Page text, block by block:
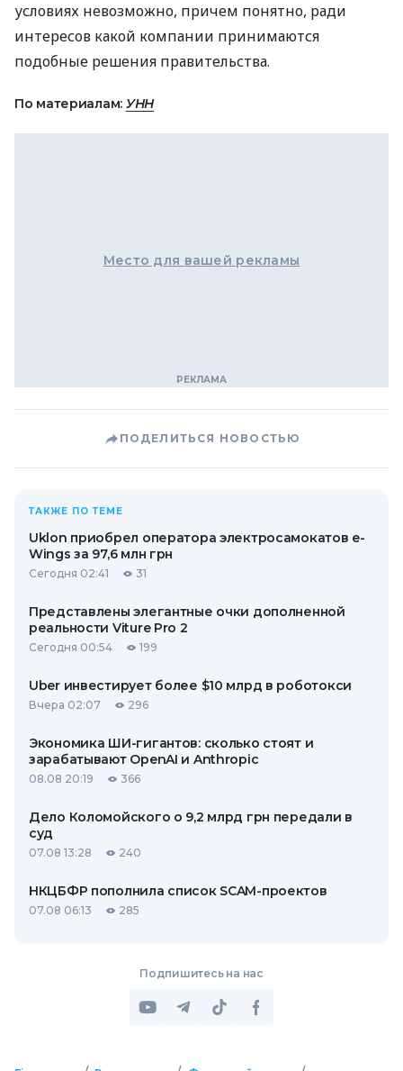
условиях невозможно, причем понятно, ради
интересов какой компании принимаются
подобные решения правительства.
По материалам: УНН
Место для вашей рекламы
ПОДЕЛИТЬСЯ НОВОСТЬЮ
ТАКЖЕ ПО ТЕМЕ
Uklon приобрел оператора электросамокатов e-
Wings за 97,6 млн грн
Сегодня 02:41 31
Представлены элегантные очки дополненной
реальности Viture Pro 2
Сегодня 00:54 199
Uber инвестирует более $10 млрд в роботокси
Вчера 02:07 296
Экономика ШИ-гигантов: сколько стоят и
зарабатывают OpenAI и Anthropic
08.08 20:19 366
Дело Коломойского о 9,2 млрд грн передали в
суд
07.08 13:28 240
НКЦБФР пополнила список SCAM-проектов
07.08 06:13 285
Подпишитесь на нас